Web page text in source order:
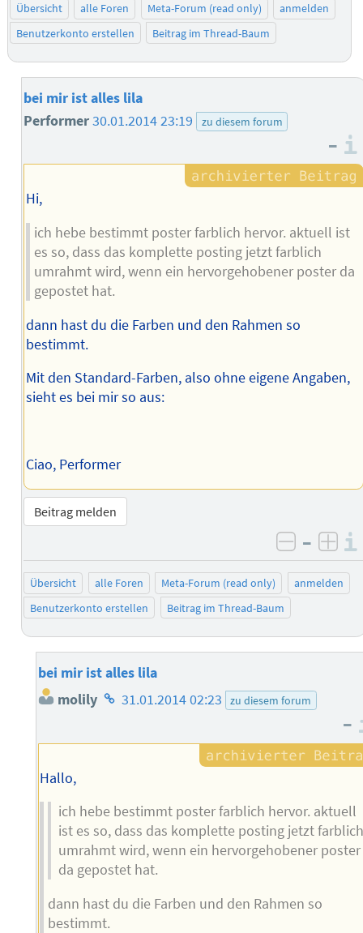
Übersicht alle Foren Meta-Forum (read only)
anmelden
Benutzerkonto erstellen
Beitrag im Thread-Baum
bei mir ist alles lila
Performer30.01.2014 23:19 zu diesem forum
–
Hi,
ich hebe bestimmt poster farblich hervor. aktuell ist
es so, dass das komplette posting jetzt farblich
umrahmt wird, wenn ein hervorgehobener poster da
gepostet hat.
dann hast du die Farben und den Rahmen so
bestimmt.
Mit den Standard-Farben, also ohne eigene Angaben,
sieht es bei mir so aus:
Ciao, Performer
Beitrag melden
negativ
–
Übersicht alle Foren Meta-Forum (read only)
anmelden
Benutzerkonto erstellen
Beitrag im Thread-Baum
bei mir ist alles lila
molily Homepage
Autors
31.01.2014 02:23 zu diesem forum
–
Hallo,
ich hebe bestimmt poster farblich hervor. aktuell
ist es so, dass das komplette posting jetzt
umrahmt wird, wenn ein hervorgehobener poster
da gepostet hat.
dann hast du die Farben und den Rahmen so
bestimmt.